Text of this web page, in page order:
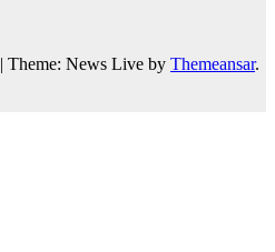
| Theme: News Live by Themeansar.